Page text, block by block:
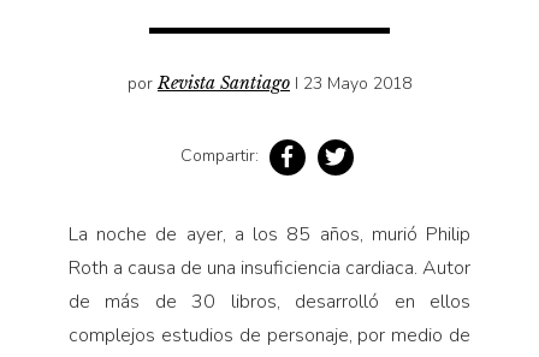
Sociedad
Turismo accidental
Vidas paralelas
porRevista Santiago I 23 Mayo 2018
Compartir:
La noche de ayer, a los 85 años, murió Philip
Roth a causa de una insuficiencia cardiaca. Autor
de más de 30 libros, desarrolló en ellos
complejos estudios de personaje, por medio de